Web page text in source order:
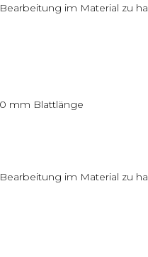
im Material zu
mm Blattlänge
im Material zu